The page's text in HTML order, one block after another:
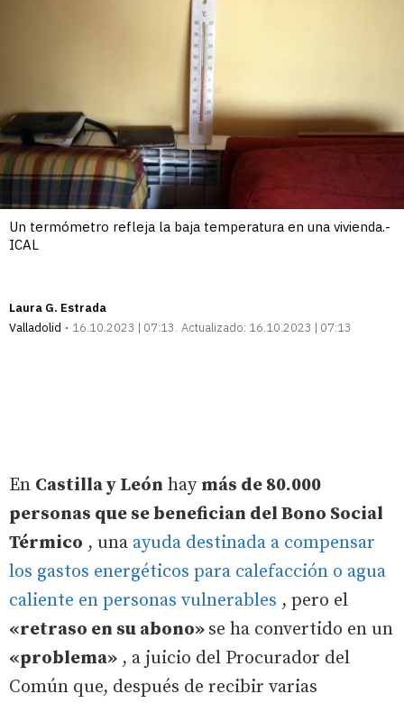
Un termómetro refleja la baja temperatura en una vivienda.-
ICAL
Laura G. Estrada
Valladolid
16.10.2023 | 07:13 Actualizado: 16.10.2023 | 07:13
En Castilla y León hay más de 80.000
personas que se benefician del Bono Social
Térmico , una ayuda destinada a compensar
los gastos energéticos para calefacción o agua
caliente en personas vulnerables , pero el
«retraso en su abono» se ha convertido en un
«problema» , a juicio del Procurador del
Común que, después de recibir varias